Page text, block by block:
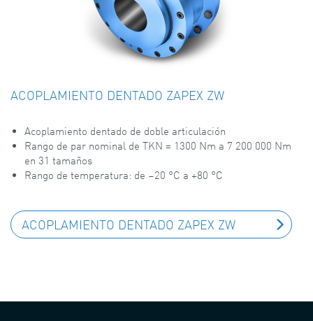
ACOPLAMIENTO DENTADO ZAPEX ZW
Acoplamiento dentado de doble articulación
Rango de par nominal de TKN = 1300 Nm a 7 200 000 Nm
en 31 tamaños
Rango de temperatura: de –20 °C a +80 °C
ACOPLAMIENTO DENTADO ZAPEX ZW